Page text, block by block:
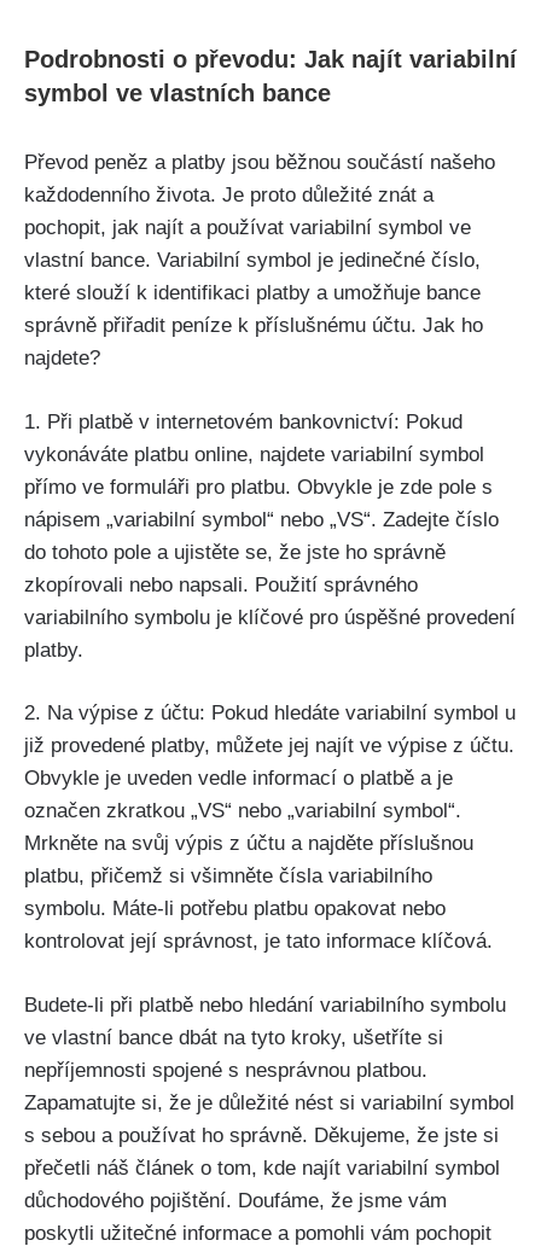
Podrobnosti o převodu: Jak najít variabilní
symbol ve vlastních bance
Převod peněz a platby jsou běžnou součástí našeho
každodenního života. Je proto důležité znát a
pochopit, jak najít a používat variabilní symbol ve
vlastní bance. Variabilní symbol je jedinečné číslo,
které slouží k identifikaci platby a umožňuje bance
správně přiřadit peníze k příslušnému účtu. Jak ho
najdete?
1. Při platbě v internetovém bankovnictví: Pokud
vykonáváte platbu online, najdete variabilní symbol
přímo ve formuláři pro platbu. Obvykle je zde pole s
nápisem „variabilní symbol“ nebo „VS“. Zadejte číslo
do tohoto pole a ujistěte se, že jste ho správně
zkopírovali nebo napsali. Použití správného
variabilního symbolu je klíčové pro úspěšné provedení
platby.
2. Na výpise z účtu: Pokud hledáte variabilní symbol u
již provedené platby, můžete jej najít ve výpise z účtu.
Obvykle je uveden vedle informací o platbě a je
označen zkratkou „VS“ nebo „variabilní symbol“.
Mrkněte na svůj výpis z účtu a najděte příslušnou
platbu, přičemž si všimněte čísla variabilního
symbolu. Máte-li potřebu platbu opakovat nebo
kontrolovat její správnost, je tato informace klíčová.
Budete-li při platbě nebo hledání variabilního symbolu
ve vlastní bance dbát na tyto kroky, ušetříte si
nepříjemnosti spojené s nesprávnou platbou.
Zapamatujte si, že je důležité nést si variabilní symbol
s sebou a používat ho správně. Děkujeme, že jste si
přečetli náš článek o tom, kde najít variabilní symbol
důchodového pojištění. Doufáme, že jsme vám
poskytli užitečné informace a pomohli vám pochopit